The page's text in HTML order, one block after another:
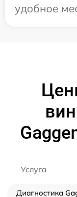
удобное
Услуга
Диагностика